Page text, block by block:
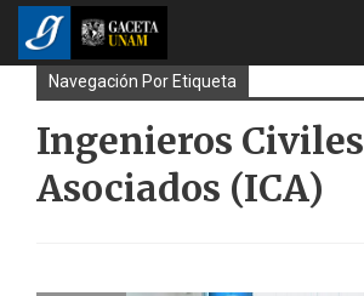
Navegación Por Etiqueta
Ingenieros Civiles
Asociados (ICA)